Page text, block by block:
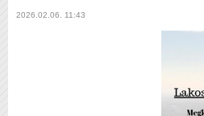
2026.02.06. 11:43